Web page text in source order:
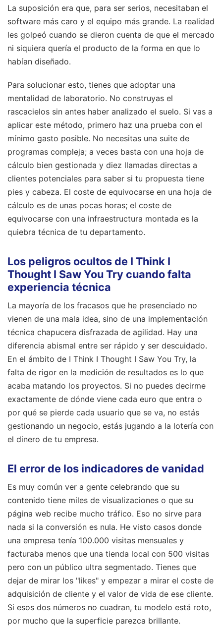
La suposición era que, para ser serios, necesitaban el
software más caro y el equipo más grande. La realidad
les golpeó cuando se dieron cuenta de que el mercado
ni siquiera quería el producto de la forma en que lo
habían diseñado.
Para solucionar esto, tienes que adoptar una
mentalidad de laboratorio. No construyas el
rascacielos sin antes haber analizado el suelo. Si vas a
aplicar este método, primero haz una prueba con el
mínimo gasto posible. No necesitas una suite de
programas compleja; a veces basta con una hoja de
cálculo bien gestionada y diez llamadas directas a
clientes potenciales para saber si tu propuesta tiene
pies y cabeza. El coste de equivocarse en una hoja de
cálculo es de unas pocas horas; el coste de
equivocarse con una infraestructura montada es la
quiebra técnica de tu departamento.
Los peligros ocultos de I Think I
Thought I Saw You Try cuando falta
experiencia técnica
La mayoría de los fracasos que he presenciado no
vienen de una mala idea, sino de una implementación
técnica chapucera disfrazada de agilidad. Hay una
diferencia abismal entre ser rápido y ser descuidado.
En el ámbito de I Think I Thought I Saw You Try, la
falta de rigor en la medición de resultados es lo que
acaba matando los proyectos. Si no puedes decirme
exactamente de dónde viene cada euro que entra o
por qué se pierde cada usuario que se va, no estás
gestionando un negocio, estás jugando a la lotería con
el dinero de tu empresa.
El error de los indicadores de vanidad
Es muy común ver a gente celebrando que su
contenido tiene miles de visualizaciones o que su
página web recibe mucho tráfico. Eso no sirve para
nada si la conversión es nula. He visto casos donde
una empresa tenía 100.000 visitas mensuales y
facturaba menos que una tienda local con 500 visitas
pero con un público ultra segmentado. Tienes que
dejar de mirar los "likes" y empezar a mirar el coste de
adquisición de cliente y el valor de vida de ese cliente.
Si esos dos números no cuadran, tu modelo está roto,
por mucho que la superficie parezca brillante.